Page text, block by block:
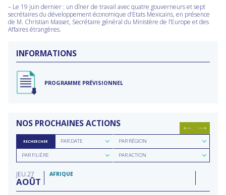
– Le 19 juin dernier : un dîner de travail avec quatre gouverneurs et sept
secrétaires du développement économique d’Etats Mexicains, en présence
de M. Christian Masset, Secrétaire général du Ministère de l’Europe et des
Affaires étrangères.
INFORMATIONS
PROGRAMME PRÉVISIONNEL
NOS PROCHAINES ACTIONS
RECHERCHER
Rechercher
parPAR DATE
Rechercher
par
région
PAR RÉGION
Rechercher
parPAR FILIÈRE
Rechercher
parPAR ACTION
JEU 27
AOÛT
AFRIQUE